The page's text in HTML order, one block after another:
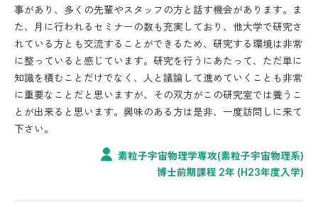
事があり、多くの先輩やスタッフの方と話す機会があります。ま
た、月に行われるセミナーの数も充実しており、他大学で研究さ
れている方とも交流することができるため、研究する環境は非常
に整っていると感じています。研究を行うにあたって、ただ単に
知識を積むことだけでなく、人と議論して進めていくことも非常
に重要なことだと思いますが、その双方がこの研究室では養うこ
とが出来ると思います。興味のある方は是非、一度訪問しに来て
下さい。
素粒子宇宙物理学専攻(素粒子宇宙物理系)
博士前期課程 2年 (H23年度入学)